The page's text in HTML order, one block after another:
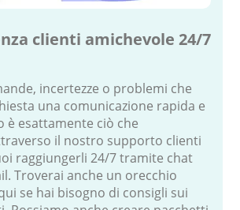
clienti amichevole 24/7
incertezze o problemi che
una comunicazione rapida e
è esattamente ciò che
il nostro supporto clienti
raggiungerli 24/7 tramite chat
Troverai anche un orecchio
se hai bisogno di consigli sui